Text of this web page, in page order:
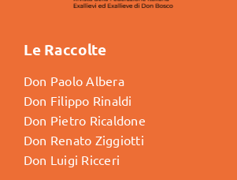
Le Raccolte
Don Paolo Albera
Don Filippo Rinaldi
Don Pietro Ricaldone
Don Renato Ziggiotti
Don Luigi Ricceri